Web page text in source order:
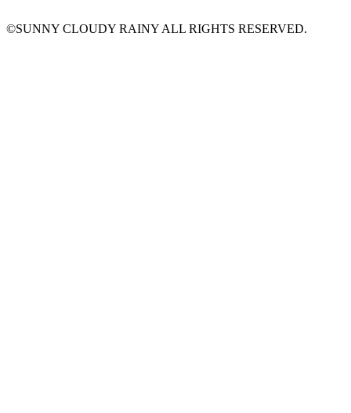
©SUNNY CLOUDY RAINY ALL RIGHTS RESERVED.